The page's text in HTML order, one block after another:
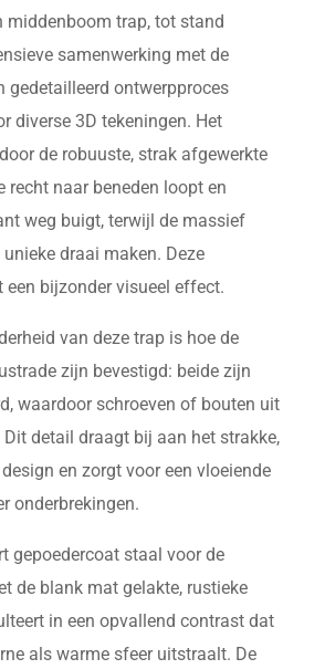
middenboom trap, tot stand
samenwerking met de
gedetailleerd ontwerpproces
diverse 3D tekeningen. Het
de robuuste, strak afgewerkte
recht naar beneden loopt en
weg buigt, terwijl de massief
draai maken. Deze
bijzonder visueel effect.
van deze trap is hoe de
zijn bevestigd: beide zijn
waardoor schroeven of bouten uit
detail draagt bij aan het strakke,
en zorgt voor een vloeiende
onderbrekingen.
gepoedercoat staal voor de
de blank mat gelakte, rustieke
in een opvallend contrast dat
als warme sfeer uitstraalt. De